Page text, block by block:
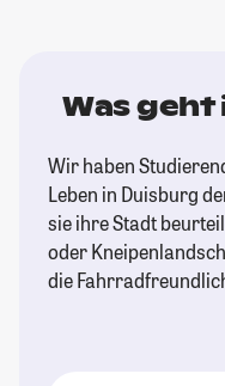
Was geht
Wir haben
Leben in Duisburg
sie ihre Stadt
oder
die